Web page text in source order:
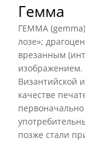
Гемма
ГЕММА
лозе»;
врезанным
изображением.
Византийской
качестве
первоначально
позже стали